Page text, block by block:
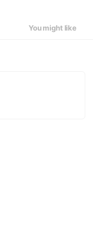
You might like